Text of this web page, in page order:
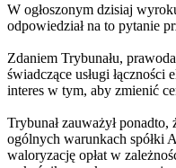
W ogłoszonym dzisiaj
odpowiedział na to pytanie
Zdaniem Trybunału,
świadczące usługi
interes w tym, aby zmienić
Trybunał zauważył
ogólnych warunkach spółki
waloryzację opłat w